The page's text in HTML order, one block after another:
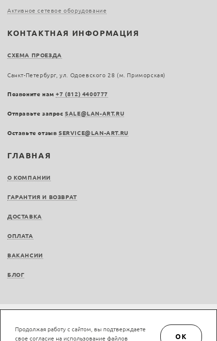
ГЛАВНАЯ
О КОМПАНИИ
ГАРАНТИЯ И ВОЗВРАТ
ДОСТАВКА
ОПЛАТА
ВАКАНСИИ
БЛОГ
Активное сетевое оборудование
КОНТАКТНАЯ ИНФОРМАЦИЯ
СХЕМА ПРОЕЗДА
Санкт-Петербург, ул. Одоевского 28 (м. Приморская)
Позвоните нам+7 (812) 4400777
Отправьте запросSALE@LAN-ART.RU
Оставьте отзыв SERVICE@LAN-ART.RU
Не является публичной офертой © LAN-art.ru, 2013—2026. Все права защищены.
Политика конфиденциальности.
Положение об обработке и защите персональных
Продолжая работу с сайтом, вы подтверждаете
свое согласие на использование файлов
OK